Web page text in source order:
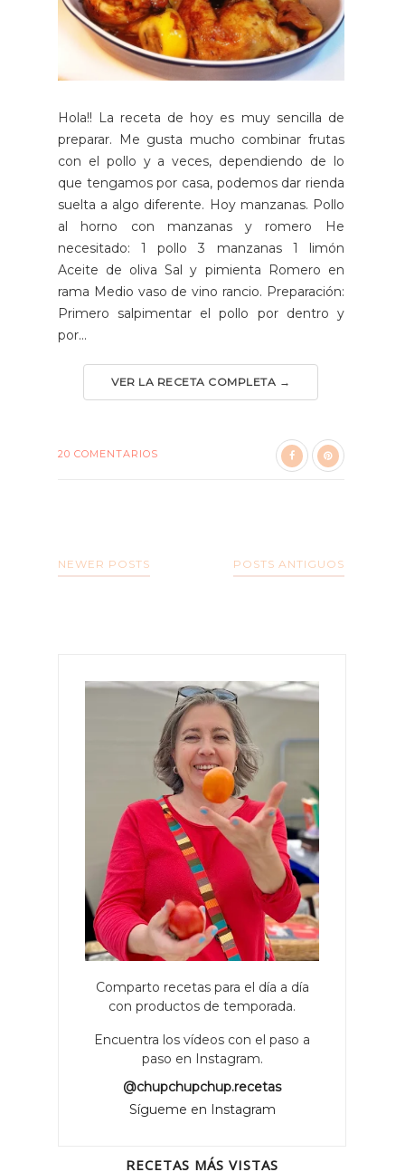
Hola!! La receta de hoy es muy sencilla de
preparar. Me gusta mucho combinar frutas
con el pollo y a veces, dependiendo de lo
que tengamos por casa, podemos dar rienda
suelta a algo diferente. Hoy manzanas. Pollo
al horno con manzanas y romero He
necesitado: 1 pollo 3 manzanas 1 limón
Aceite de oliva Sal y pimienta Romero en
rama Medio vaso de vino rancio. Preparación:
Primero salpimentar el pollo por dentro y
por...
VER LA RECETA COMPLETA →
20 COMENTARIOS
NEWER POSTS POSTS ANTIGUOS
Comparto recetas para el día a día
con productos de temporada.
Encuentra los vídeos con el paso a
paso en Instagram.
@chupchupchup.recetas
Sígueme en Instagram
RECETAS MÁS VISTAS